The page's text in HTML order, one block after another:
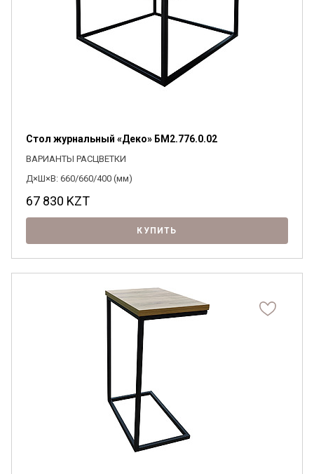
Стол журнальный «Деко» БМ2.776.0.02
ВАРИАНТЫ РАСЦВЕТКИ
Д×Ш×В: 660/660/400 (мм)
67 830 KZT
КУПИТЬ